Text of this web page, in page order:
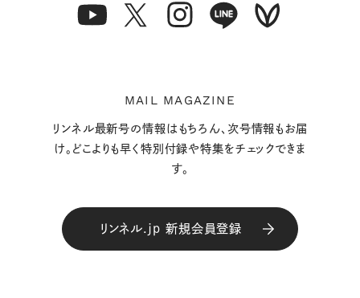
MAIL MAGAZINE
リンネル最新号の情報はもちろん、次号情報もお届
け。どこよりも早く特別付録や特集をチェックできま
す。
リンネル.jp 新規会員登録